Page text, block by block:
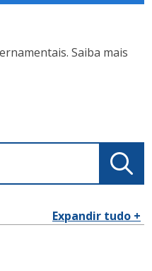
Saiba mais
Expandir tudo +